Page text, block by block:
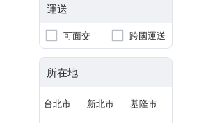
運送
可面交 跨國運送
所在地
台北市 新北市 基隆市